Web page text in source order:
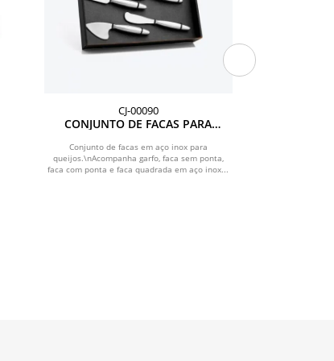
CJ-00090
CONJUNTO DE FACAS PARA
Conjunto de facas em aço inox para
queijos.\nAcompanha garfo, faca sem ponta,
faca com ponta e faca quadrada em aço inox...